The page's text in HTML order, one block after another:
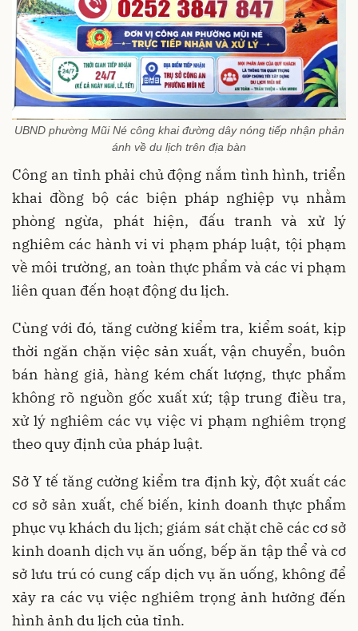
UBND phường Mũi Né công khai đường dây nóng tiếp nhận phản
ánh về du lịch trên địa bàn
Công an tỉnh phải chủ động nắm tình hình, triển
khai đồng bộ các biện pháp nghiệp vụ nhằm
phòng ngừa, phát hiện, đấu tranh và xử lý
nghiêm các hành vi vi phạm pháp luật, tội phạm
về môi trường, an toàn thực phẩm và các vi phạm
liên quan đến hoạt động du lịch.
Cùng với đó, tăng cường kiểm tra, kiểm soát, kịp
thời ngăn chặn việc sản xuất, vận chuyển, buôn
bán hàng giả, hàng kém chất lượng, thực phẩm
không rõ nguồn gốc xuất xứ; tập trung điều tra,
xử lý nghiêm các vụ việc vi phạm nghiêm trọng
theo quy định của pháp luật.
Sở Y tế tăng cường kiểm tra định kỳ, đột xuất các
cơ sở sản xuất, chế biến, kinh doanh thực phẩm
phục vụ khách du lịch; giám sát chặt chẽ các cơ sở
kinh doanh dịch vụ ăn uống, bếp ăn tập thể và cơ
sở lưu trú có cung cấp dịch vụ ăn uống, không để
xảy ra các vụ việc nghiêm trọng ảnh hưởng đến
hình ảnh du lịch của tỉnh.